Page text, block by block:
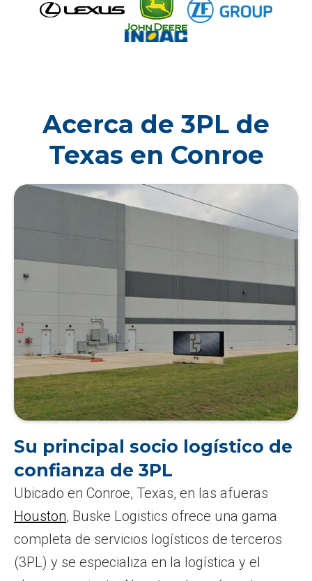
Acerca de 3PL de
Texas en Conroe
Su principal socio logístico de
confianza de 3PL
Ubicado en Conroe, Texas, en las afueras
Houston, Buske Logistics ofrece una gama
completa de servicios logísticos de terceros
(3PL) y se especializa en la logística y el